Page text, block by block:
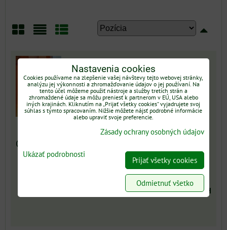
Cu mix: 5,80 - 6,00 €/kg
5 €s DPH
Nastavenia cookies
Cookies používame na zlepšenie vašej návštevy tejto webovej stránky,
analýzu jej výkonnosti a zhromažďovanie údajov o jej používaní. Na
tento účel môžeme použiť nástroje a služby tretích strán a
zhromaždené údaje sa môžu preniesť k partnerom v EÚ, USA alebo
iných krajinách. Kliknutím na „Prijať všetky cookies“ vyjadrujete svoj
súhlas s týmto spracovaním. Nižšie môžete nájsť podrobné informácie
alebo upraviť svoje preferencie.
Zásady ochrany osobných údajov
Ukázať podrobnosti
Prijať všetky cookies
Odmietnuť všetko